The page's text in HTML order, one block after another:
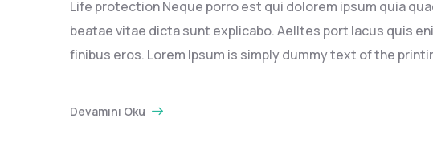
Life protection Neque porro est qui dolorem ipsum quia
beatae vitae dicta sunt explicabo. Aelltes port lacus quis
finibus eros. Lorem Ipsum is simply dummy text of the
Devamını Oku